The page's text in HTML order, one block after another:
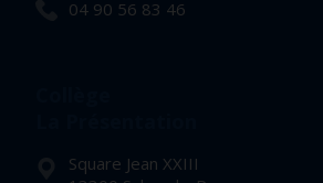
04 90 56 83 46
Square Jean XXIII